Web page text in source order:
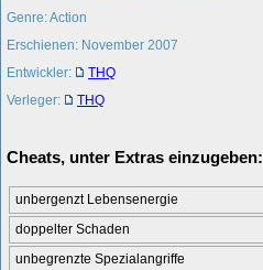
Genre: Action
Erschienen: November 2007
Entwickler:
THQ
Verleger:
THQ
Cheats, unter Extras einzugeben:
unbergenzt Lebensenergie
doppelter Schaden
unbegrenzte Spezialangriffe